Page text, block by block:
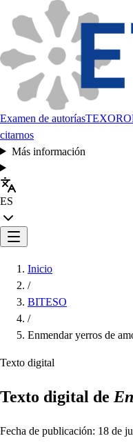
Examen de autoríasTEXORO
citarnos
Más información
ES
Inicio
/
BITESO
/
Enmendar yerros de
Texto digital
Texto digital de
Fecha de publicación: 18 de